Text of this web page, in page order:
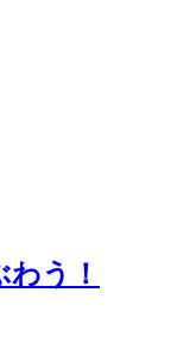
う！